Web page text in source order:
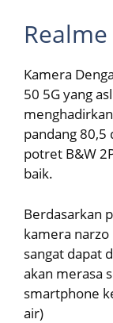
Kamera
50 5G yang
pandang 80,5
potret B&W
baik.
Berdasarkan
kamera narzo
sangat dapat
akan merasa
smartphone
air)